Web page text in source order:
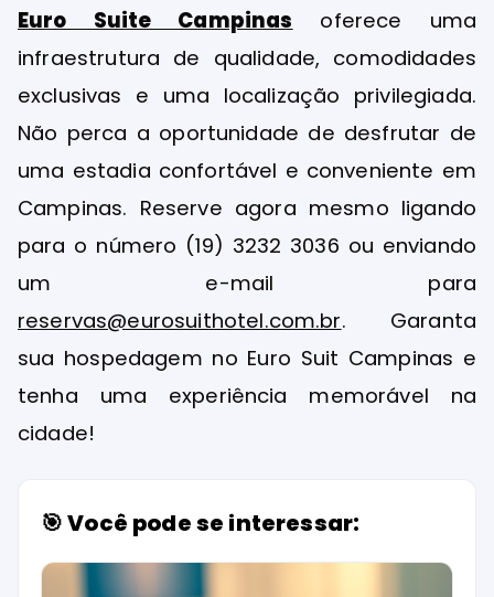
Euro Suite Campinas oferece uma
infraestrutura de qualidade, comodidades
exclusivas e uma localização privilegiada.
Não perca a oportunidade de desfrutar de
uma estadia confortável e conveniente em
Campinas. Reserve agora mesmo ligando
para o número (19) 3232 3036 ou enviando
um e-mail para
reservas@eurosuithotel.com.br. Garanta
sua hospedagem no Euro Suit Campinas e
tenha uma experiência memorável na
cidade!
🎯 Você pode se interessar: